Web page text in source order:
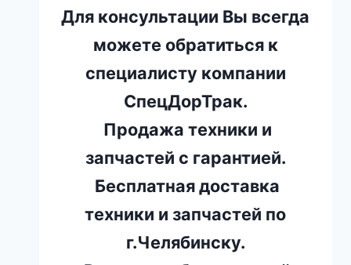
Для консультации Вы всегда
можете обратиться к
специалисту компании
СпецДорТрак.
Продажа техники и
запчастей с гарантией.
Бесплатная доставка
техники и запчастей по
г.Челябинску.